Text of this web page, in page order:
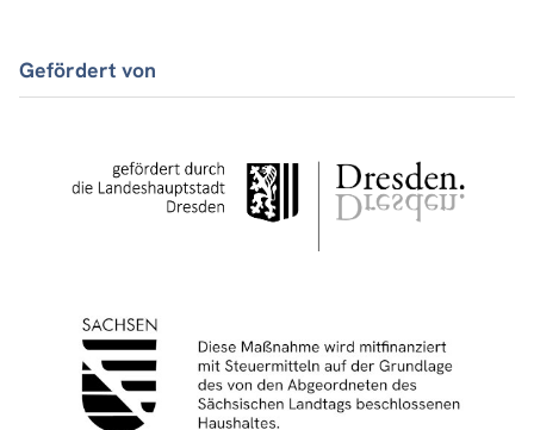
Gefördert von